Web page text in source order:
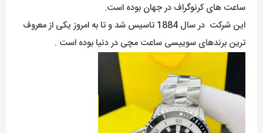
ساعت های کرنوگراف در جهان بوده است.
این شرکت در سال 1884 تاسیس شد و تا به امروز یکی از معروف
ترین برندهای سوییسی ساعت مچی در دنیا بوده است .